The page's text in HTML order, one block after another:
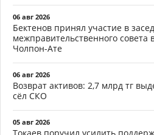
06 авг 2026
Бектенов принял участие в
межправительственного совета
Чолпон-Ате
06 авг 2026
Возврат активов: 2,7 млрд тг
сёл СКО
05 авг 2026